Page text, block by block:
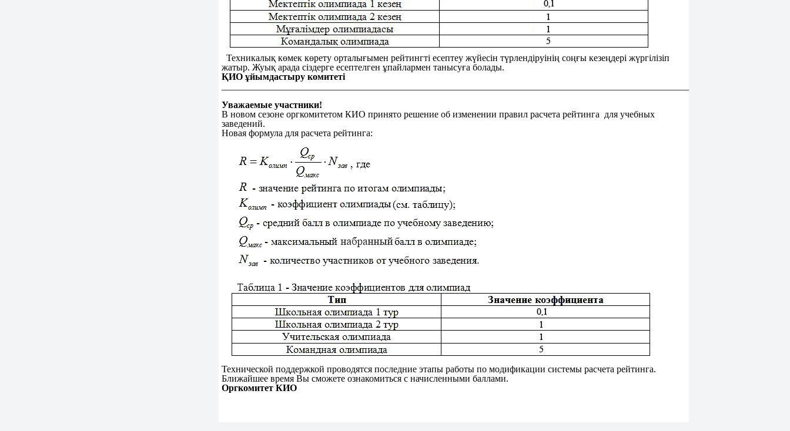
Техникалық көмек көрету орталығымен рейтингті есептеу жүйесін түрлендіруінің соңғы кезеңдері жүргілізіп
жатыр. Жуық арада сіздерге есептелген ұпайлармен танысуға болады.
ҚИО ұйымдастыру комитеті
Уважаемые участники!
В новом сезоне оргкомитетом КИО принято решение об изменении правил расчета рейтинга для учебных
заведений.
Новая формула для расчета рейтинга:
Технической поддержкой проводятся последние этапы работы по модификации системы расчета рейтинга.
Ближайшее время Вы сможете ознакомиться с начисленными баллами.
Оргкомитет КИО